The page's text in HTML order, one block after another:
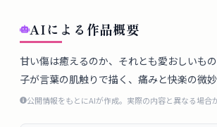
ル
ブ
ロ
グ
AIによる作品概要
甘い傷は癒えるのか、それとも愛おしいも
子が言葉の肌触りで描く、痛みと快楽の微妙
公開情報をもとにAIが作成。実際の内容と異なる場合